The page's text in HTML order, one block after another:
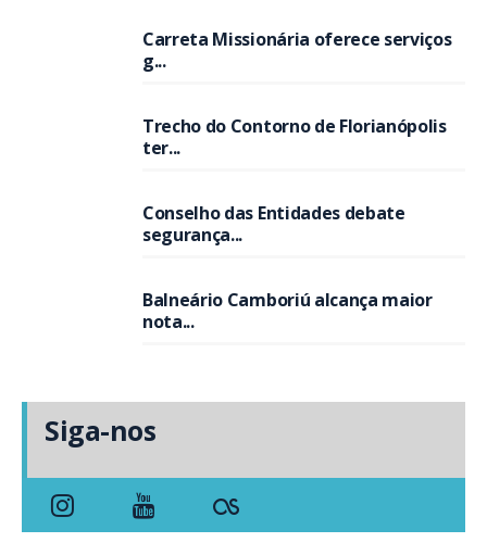
Carreta Missionária oferece serviços
g...
Trecho do Contorno de Florianópolis
ter...
Conselho das Entidades debate
segurança...
Balneário Camboriú alcança maior
nota...
Siga-nos